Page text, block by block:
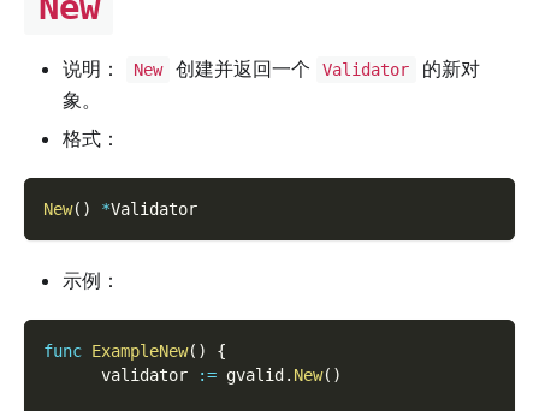
说明： New 创建并返回一个 Validator
的新对
象。
格式：
New( ) *Validator
示例：
func ExampleNew( )
{
      validator
:= gvalid . New( )